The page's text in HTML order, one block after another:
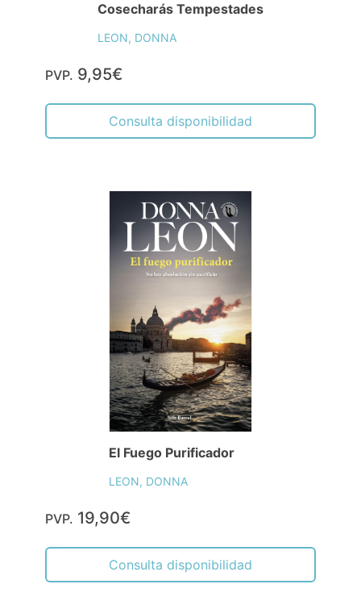
Cosecharás Tempestades
LEON, DONNA
PVP. 9,95€
Consulta disponibilidad
El Fuego Purificador
LEON, DONNA
PVP. 19,90€
Consulta disponibilidad